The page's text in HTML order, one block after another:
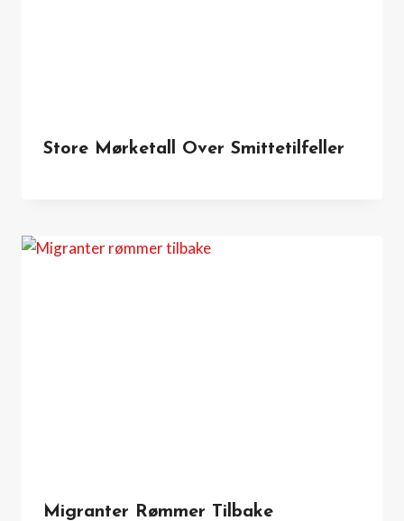
Store Mørketall Over Smittetilfeller
Migranter Rømmer Tilbake